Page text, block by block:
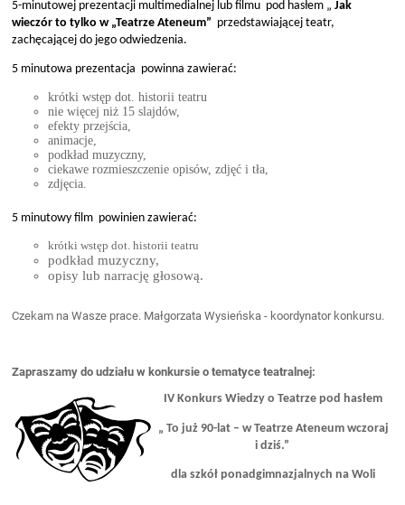
5-minutowej prezentacji multimedialnej lub filmu pod hasłem „Jak
wieczór to tylko w „Teatrze Ateneum” przedstawiającej teatr,
zachęcającej do jego odwiedzenia.
5 minutowa prezentacja powinna zawierać:
krótki wstęp dot. historii teatru
nie więcej niż 15 slajdów,
efekty przejścia,
animacje,
podkład muzyczny,
ciekawe rozmieszczenie opisów, zdjęć i tła,
zdjęcia.
5 minutowy film powinien zawierać:
krótki wstęp dot. historii teatru
podkład muzyczny,
opisy lub narrację głosową.
Czekam na Wasze prace. Małgorzata Wysieńska - koordynator konkursu.
Zapraszamy do udziału w konkursie o tematyce teatralnej:
IV Konkurs Wiedzy o Teatrze pod hasłem
„ To już 90-lat – w Teatrze Ateneum wczoraj
i dziś.”
dla szkół ponadgimnazjalnych na Woli